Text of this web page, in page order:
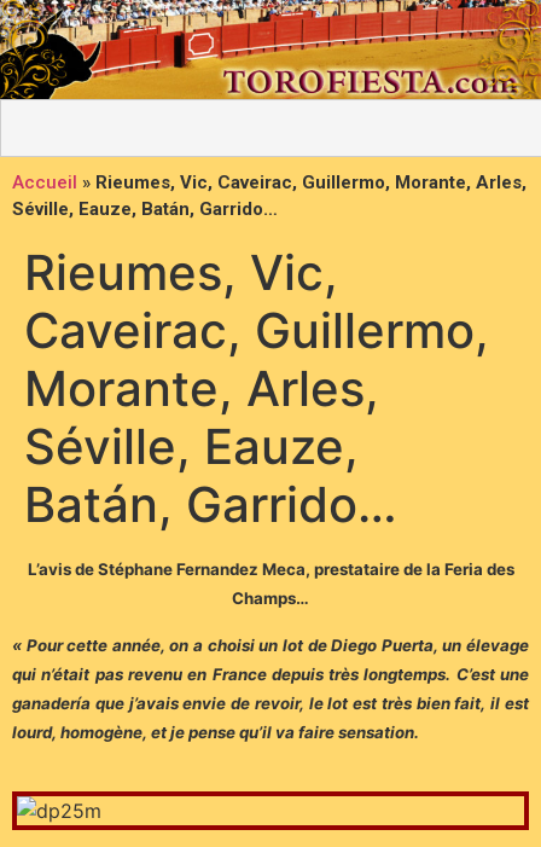
Accueil » Rieumes, Vic, Caveirac, Guillermo, Morante, Arles,
Séville, Eauze, Batán, Garrido…
Rieumes, Vic,
Caveirac, Guillermo,
Morante, Arles,
Séville, Eauze,
Batán, Garrido…
L’avis de Stéphane Fernandez Meca, prestataire de la Feria des
Champs…
« Pour cette année, on a choisi un lot de Diego Puerta, un élevage
qui n’était pas revenu en France depuis très longtemps. C’est une
ganadería que j’avais envie de revoir, le lot est très bien fait, il est
lourd, homogène, et je pense qu’il va faire sensation.